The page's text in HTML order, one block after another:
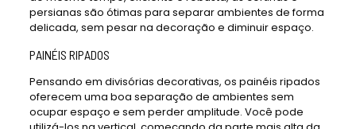
persianas são ótimas para separar ambientes de forma
delicada, sem pesar na decoração e diminuir espaço.
PAINÉIS RIPADOS
Pensando em divisórias decorativas, os painéis ripados
oferecem uma boa separação de ambientes sem
ocupar espaço e sem perder amplitude. Você pode